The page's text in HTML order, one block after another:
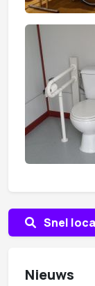
Snel
Nieuws